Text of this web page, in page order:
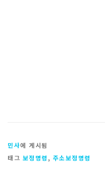
민사에 게시됨
태그 보정명령 , 주소보정명령